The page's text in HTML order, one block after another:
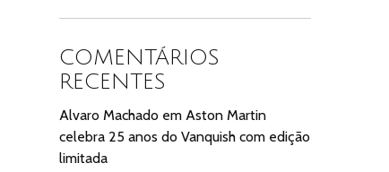
COMENTÁRIOS
RECENTES
Alvaro Machado emAston Martin
celebra 25 anos do Vanquish com edição
limitada